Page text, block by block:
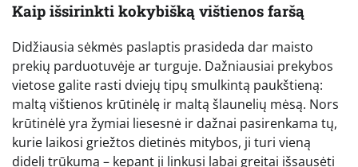
Kaip išsirinkti kokybišką vištienos faršą
Didžiausia sėkmės paslaptis prasideda dar maisto
prekių parduotuvėje ar turguje. Dažniausiai prekybos
vietose galite rasti dviejų tipų smulkintą paukštieną:
maltą vištienos krūtinėlę ir maltą šlaunelių mėsą. Nors
krūtinėlė yra žymiai liesesnė ir dažnai pasirenkama tų,
kurie laikosi griežtos dietinės mitybos, ji turi vieną
didelį trūkumą – kepant ji linkusi labai greitai išsausėti